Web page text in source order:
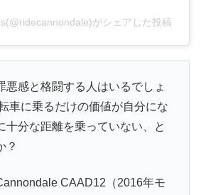
がシェアした投稿
悪感と格闘する人はいるでしょ
車に乗るだけの価値が自分にな
十分な距離を乗っていない、と
？
CAAD12（2016年モ